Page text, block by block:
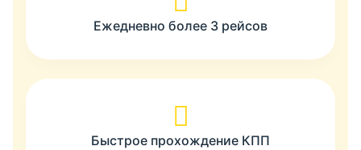
Ежедневно более 3 рейсов
Быстрое прохождение КПП